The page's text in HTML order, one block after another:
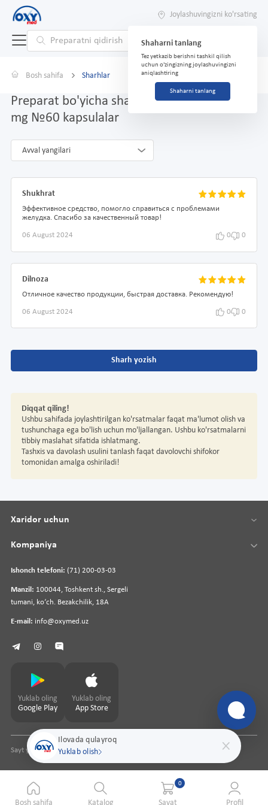
Joylashuvingizni ko'rsating
Shaharni tanlang
Tez yetkazib berishni tashkil qilish
uchun o'zingizning joylashuvingizni
aniqlashtiring
Shaharni tanlang
Bosh sahifa Sharhlar
Preparat bo'yicha sharhlar FDP plyus 500
mg №60 kapsulalar
Avval yangilari
Shukhrat
Эффективное средство, помогло справиться с проблемами
желудка. Спасибо за качественный товар!
06 August 2024 0 0
Dilnoza
Отличное качество продукции, быстрая доставка. Рекомендую!
06 August 2024 0 0
Sharh yozish
Diqqat qiling!
Ushbu sahifada joylashtirilgan ko'rsatmalar faqat ma'lumot olish va
tushunchaga ega bo'lish uchun mo'ljallangan. Ushbu ko'rsatmalarni
tibbiy maslahat sifatida ishlatmang.
Tashxis va davolash usulini tanlash faqat davolovchi shifokor
tomonidan amalga oshiriladi!
Ilovada qulayroq
Yuklab olish
Ishonch telefoni: (71) 200-03-03
Manzil: 100044, Toshkent sh., Sergeli
tumani, koʻch. Bezakchilik, 18A
E-mail: info@oxymed.uz
Xaridor uchun
Kompaniya
Yuklab oling
Google Play
Yuklab oling
App Store
Sayt yaratuvchipharmit.uz
Bosh sahifa Katalog
0
Savat Profil